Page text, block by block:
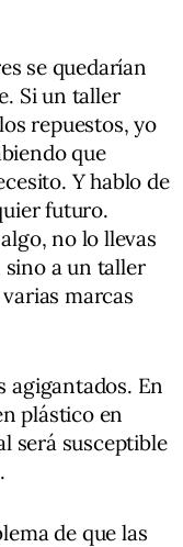
se quedarían
Si un taller
repuestos, yo
que
Y hablo de
futuro.
no lo llevas
sino a un taller
marcas
agigantados. En
plástico en
será susceptible
de que las